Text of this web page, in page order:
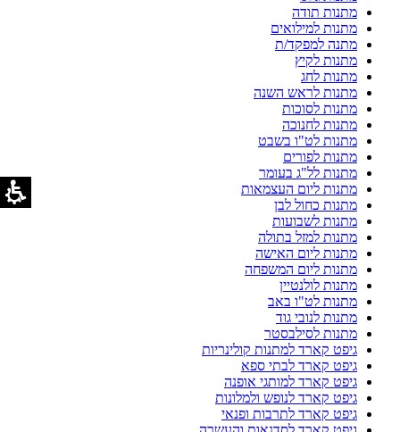
מתנות תודה
מתנות למילואים
מתנה למפקד/ת
מתנות לקיץ
מתנות לחג
מתנות לראש השנה
מתנות לסוכות
מתנות לחנוכה
מתנות לט"ו בשבט
מתנות לפורים
מתנות לל"ג בעומר
מתנות ליום העצמאות
מתנות כחול לבן
מתנות לשבועות
מתנות למזל בתולה
מתנות ליום האישה
מתנות ליום המשפחה
מתנות לולנטיין
מתנות לט"ו באב
מתנות לנובי גוד
מתנות לסילבסטר
גיפט קארד למתנות קולינריות
גיפט קארד לבתי ספא
גיפט קארד למותגי אופנה
גיפט קארד לנופש ולמלונות
גיפט קארד לתרבות ופנאי